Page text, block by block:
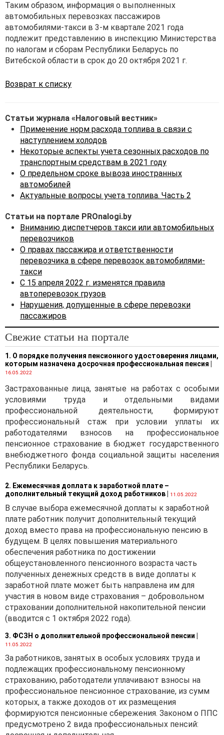
Таким образом, информация о выполненных
автомобильных перевозках пассажиров
автомобилями-такси в 3-м квартале 2021 года
подлежит представлению в инспекцию Министерства
по налогам и сборам Республики Беларусь по
Витебской области в срок до 20 октября 2021 г.
Возврат к списку
Статьи журнала «Налоговый вестник»
Применение норм расхода топлива в связи с
наступлением холодов
Некоторые аспекты учета сезонных расходов по
транспортным средствам в 2021 году
О предельном сроке вывоза иностранных
автомобилей
Актуальные вопросы учета топлива. Часть 2
Статьи на портале PROnalogi.by
Вниманию диспетчеров такси или автомобильных
перевозчиков
О правах пассажира и ответственности
перевозчика в сфере перевозок автомобилями-
такси
С 15 апреля 2022 г. изменятся правила
автоперевозок грузов
Нарушения, допущенные в сфере перевозки
пассажиров
Свежие статьи на портале
1. О порядке получения пенсионного удостоверения лицами,
которым назначена досрочная профессиональная пенсия
16.05.2022
Застрахованные лица, занятые на работах с особыми
условиями труда и отдельными видами
профессиональной деятельности, формируют
профессиональный стаж при условии уплаты их
работодателями взносов на профессиональное
пенсионное страхование в бюджет государственного
внебюджетного фонда социальной защиты населения
Республики Беларусь.
2. Ежемесячная доплата к заработной плате –
дополнительный текущий доход работников
11.05.2022
В случае выбора ежемесячной доплаты к заработной
плате работник получит дополнительный текущий
доход вместо права на профессиональную пенсию в
будущем. В целях повышения материального
обеспечения работника по достижении
общеустановленного пенсионного возраста часть
полученных денежных средств в виде доплаты к
заработной плате может быть направлена им для
участия в новом виде страхования – добровольном
страховании дополнительной накопительной пенсии
(вводится с 1 октября 2022 года).
3. ФСЗН о дополнительной профессиональной пенсии
11.05.2022
За работников, занятых в особых условиях труда и
подлежащих профессиональному пенсионному
страхованию, работодатели уплачивают взносы на
профессиональное пенсионное страхование, из сумм
которых, а также доходов от их размещения
формируются пенсионные сбережения. Законом о ППС
предусмотрено 2 вида профессиональных пенсий: